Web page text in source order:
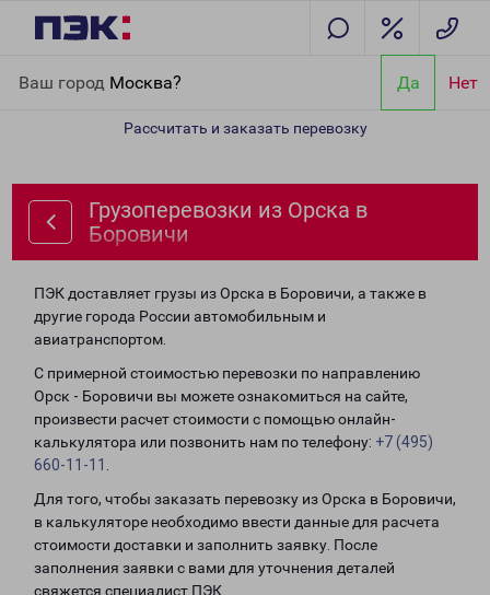
Ваш город Москва? Да Нет
Рассчитать и заказать перевозку
Грузоперевозки из Орска в
Боровичи
ПЭК доставляет грузы из Орска в Боровичи, а также в
другие города России автомобильным и
авиатранспортом.
С примерной стоимостью перевозки по направлению
Орск - Боровичи вы можете ознакомиться на сайте,
произвести расчет стоимости с помощью онлайн-
калькулятора или позвонить нам по телефону: +7 (495)
660-11-11
Для того, чтобы заказать перевозку из Орска в Боровичи,
в калькуляторе необходимо ввести данные для расчета
стоимости доставки и заполнить заявку. После
заполнения заявки с вами для уточнения деталей
свяжется специалист ПЭК.